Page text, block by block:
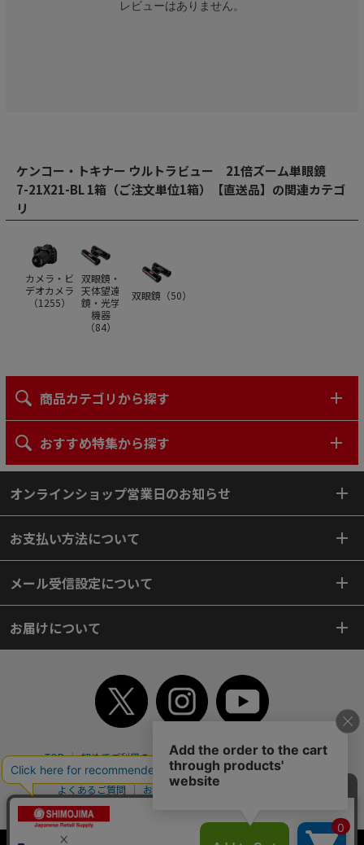
レビューはありません。
ケンコー・トキナー ウルトラビュー 21倍ズーム単眼鏡
7-21X21-BL 1箱（ご注文単位1箱）【直送品】の関連カテゴ
リ
カメラ・ビ
デオカメラ
（1255）
双眼鏡・
天体望遠
鏡・光学
機器
（84）
双眼鏡（50）
商品カテゴリから探す
おすすめ特集から探す
オンラインショップ営業日のお知らせ
お支払い方法について
メール受信設定について
お届けについて
TOP 初めてご利用のお客様へ ご利用案内
ご利用規約
個人情報保護方針
特定商取引法
会社案内
よくあるご質問
お問い合わせ
ピンポイントサーチ
サイトマップ
Copyright© 2018 SHIMOJIMA Co.,Ltd. All Rights Reserved.